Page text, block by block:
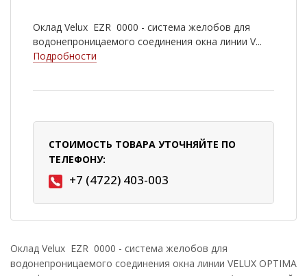
Оклад Velux EZR 0000 - система желобов для
водонепроницаемого соединения окна линии V...
Подробности
СТОИМОСТЬ ТОВАРА УТОЧНЯЙТЕ ПО
ТЕЛЕФОНУ:
+7 (4722) 403-003
Оклад Velux EZR 0000 - система желобов для
водонепроницаемого соединения окна линии VELUX OPTIMA